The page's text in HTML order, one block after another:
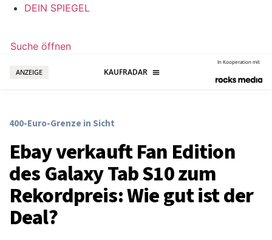
DEIN SPIEGEL
Suche öffnen
ANZEIGE
In Kooperation mit
400-Euro-Grenze in Sicht
Ebay verkauft Fan Edition
des Galaxy Tab S10 zum
Rekordpreis: Wie gut ist der
Deal?